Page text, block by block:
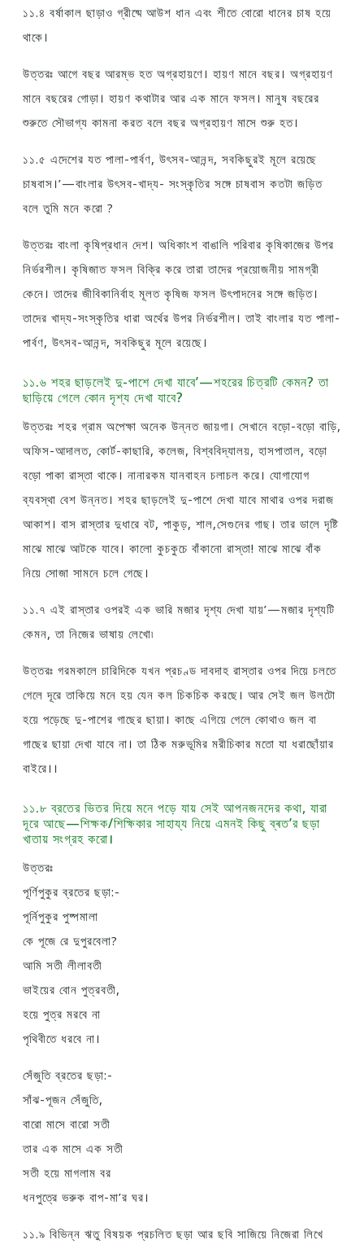
১১.৪ বর্ষাকাল ছাড়াও গ্রীষ্মে আউশ ধান এবং শীতে বােরাে ধানের চাষ হয়ে
থাকে।
উত্তরঃ আগে বছর আরম্ভ হত অগ্রহায়ণে। হায়ণ মানে বছর। অগ্রহায়ণ
মানে বছরের গােড়া। হায়ণ কথাটার আর এক মানে ফসল। মানুষ বছরের
শুরুতে সৌভাগ্য কামনা করত বলে বছর অগ্রহায়ণ মাসে শুরু হত।
১১.৫ এদেশের যত পালা-পার্বণ, উৎসব-আনন্দ, সবকিছুরই মূলে রয়েছে
চাষবাস।’—বাংলার উৎসব-খাদ্য- সংস্কৃতির সঙ্গে চাষবাস কতটা জড়িত
বলে তুমি মনে করাে ?
উত্তরঃ বাংলা কৃষিপ্রধান দেশ। অধিকাংশ বাঙালি পরিবার কৃষিকাজের উপর
নির্ভরশীল। কৃষিজাত ফসল বিক্রি করে তারা তাদের প্রয়ােজনীয় সামগ্রী
কেনে। তাদের জীবিকানির্বাহ মূলত কৃষিজ ফসল উৎপাদনের সঙ্গে জড়িত।
তাদের খাদ্য-সংস্কৃতির ধারা অর্থের উপর নির্ভরশীল। তাই বাংলার যত পালা-
পার্বণ, উৎসব-আনন্দ, সবকিছুর মূলে রয়েছে।
১১.৬ শহর ছাড়লেই দু-পাশে দেখা যাবে’—শহরের চিত্রটি কেমন? তা
ছাড়িয়ে গেলে কোন দৃশ্য দেখা যাবে?
উত্তরঃ শহর গ্রাম অপেক্ষা অনেক উন্নত জায়গা। সেখানে বড়াে-বড়াে বাড়ি,
অফিস-আদালত, কোর্ট-কাছারি, কলেজ, বিশ্ববিদ্যালয়, হাসপাতাল, বড়াে
বড়াে পাকা রাস্তা থাকে। নানারকম যানবাহন চলাচল করে। যােগাযােগ
ব্যবস্থা বেশ উন্নত। শহর ছাড়লেই দু-পাশে দেখা যাবে মাথার ওপর দরাজ
আকাশ। বাস রাস্তার দুধারে বট, পাকুড়, শাল,সেগুনের গাছ। তার ডালে দৃষ্টি
মাঝে মাঝে আটকে যাবে। কালাে কুচকুচে বাঁকানাে রাস্তা! মাঝে মাঝে বাঁক
নিয়ে সােজা সামনে চলে গেছে।
১১.৭ এই রাস্তার ওপরই এক ভারি মজার দৃশ্য দেখা যায়’—মজার দৃশ্যটি
কেমন, তা নিজের ভাষায় লেখাে৷
উত্তরঃ গরমকালে চারিদিকে যখন প্রচণ্ড দাবদাহ রাস্তার ওপর দিয়ে চলতে
গেলে দূরে তাকিয়ে মনে হয় যেন কল চিকচিক করছে। আর সেই জল উলটো
হয়ে পড়েছে দু-পাশের গাছের ছায়া। কাছে এগিয়ে গেলে কোথাও জল বা
গাছের ছায়া দেখা যাবে না। তা ঠিক মরুভূমির মরীচিকার মতাে যা ধরাছোঁয়ার
বাইরে।।
১১.৮ ব্রতের ভিতর দিয়ে মনে পড়ে যায় সেই আপনজনদের কথা, যারা
দূরে আছে—শিক্ষক/শিক্ষিকার সাহায্য নিয়ে এমনই কিছু ব্ৰত’র ছড়া
খাতায় সংগ্রহ করাে।
উত্তরঃ
পূর্ণিপুকুর ব্রতের ছড়া:-
পূর্নিপুকুর পুষ্পমালা
কে পূজে রে দুপুরবেলা?
আমি সতী লীলাবতী
ভাইয়ের বোন পুত্রবতী,
হয়ে পুত্র মরবে না
পৃথিবীতে ধরবে না।
সেঁজুতি ব্রতের ছড়া:-
সাঁঝ-পূজন সেঁজুতি,
বারো মাসে বারো সতী
তার এক মাসে এক সতী
সতী হয়ে মাগলাম বর
ধনপুত্রে ভরুক বাপ-মা’র ঘর।
১১.৯ বিভিন্ন ঋতু বিষয়ক প্রচলিত ছড়া আর ছবি সাজিয়ে নিজেরা লিখে